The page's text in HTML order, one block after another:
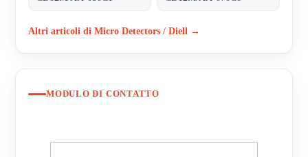
Altri articoli di Micro Detectors / Diell →
MODULO DI CONTATTO